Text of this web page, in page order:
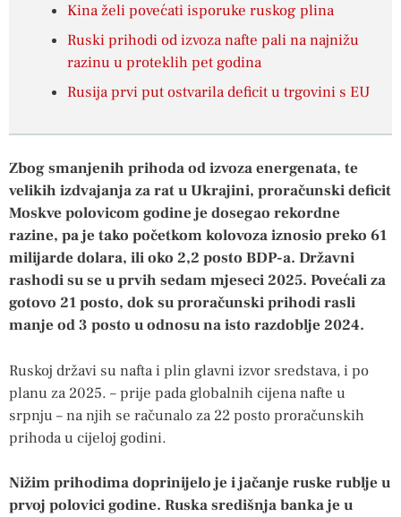
Kina želi povećati isporuke ruskog plina
Ruski prihodi od izvoza nafte pali na najnižu
razinu u proteklih pet godina
Rusija prvi put ostvarila deficit u trgovini s EU
Zbog smanjenih prihoda od izvoza energenata, te
velikih izdvajanja za rat u Ukrajini, proračunski deficit
Moskve polovicom godine je dosegao rekordne
razine, pa je tako početkom kolovoza iznosio preko 61
milijarde dolara, ili oko 2,2 posto BDP-a. Državni
rashodi su se u prvih sedam mjeseci 2025. Povećali za
gotovo 21 posto, dok su proračunski prihodi rasli
manje od 3 posto u odnosu na isto razdoblje 2024.
Ruskoj državi su nafta i plin glavni izvor sredstava, i po
planu za 2025. – prije pada globalnih cijena nafte u
srpnju – na njih se računalo za 22 posto proračunskih
prihoda u cijeloj godini.
Nižim prihodima doprinijelo je i jačanje ruske rublje u
prvoj polovici godine. Ruska središnja banka je u